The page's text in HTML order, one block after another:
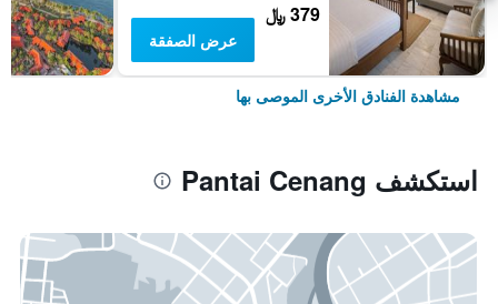
379 ﷼
عرض الصفقة
مشاهدة الفنادق الأخرى الموصى بها
استكشف Pantai Cenang